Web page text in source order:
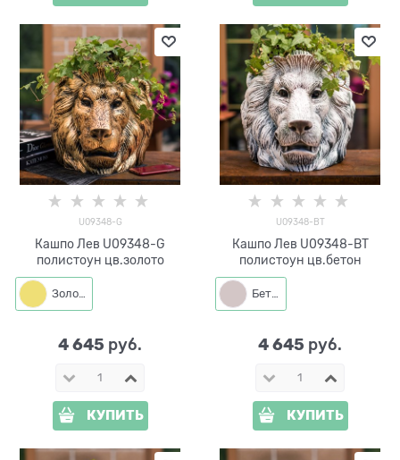
U09348-G
Кашпо Лев U09348-G
полистоун цв.золото
Золото
4 645 руб.
КУПИТЬ
U09348-BT
Кашпо Лев U09348-BT
полистоун цв.бетон
Бетон
4 645 руб.
КУПИТЬ